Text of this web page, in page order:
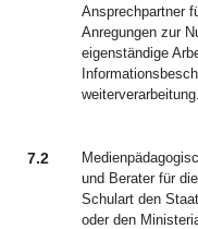
Ansprechpartner
Anregungen zur
eigenständige
weiterverarbeitung.
7.2
und Berater für
Schulart den
oder den